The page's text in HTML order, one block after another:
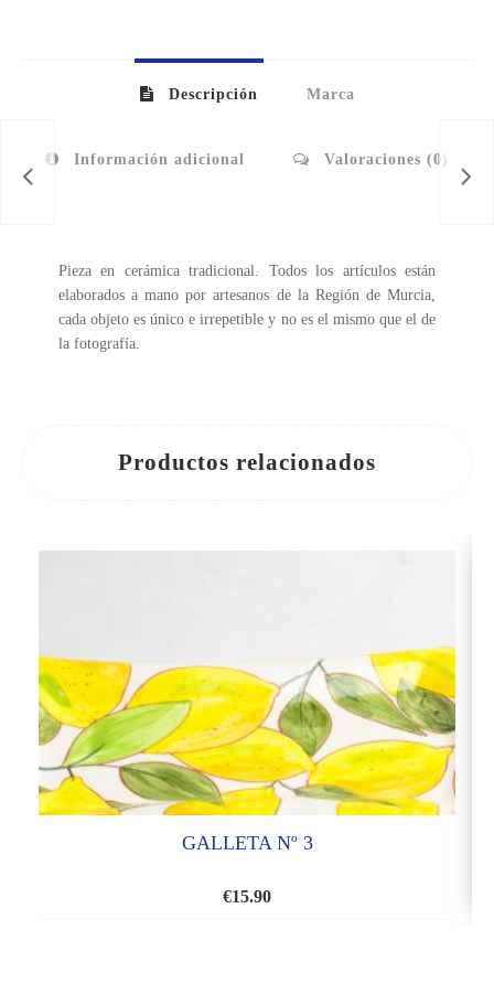
Descripción Marca
Información adicional Valoraciones (0)
Pieza en cerámica tradicional. Todos los artículos están
elaborados a mano por artesanos de la Región de Murcia,
cada objeto es único e irrepetible y no es el mismo que el de
la fotografía.
Productos relacionados
GALLETA Nº 3
€15.90